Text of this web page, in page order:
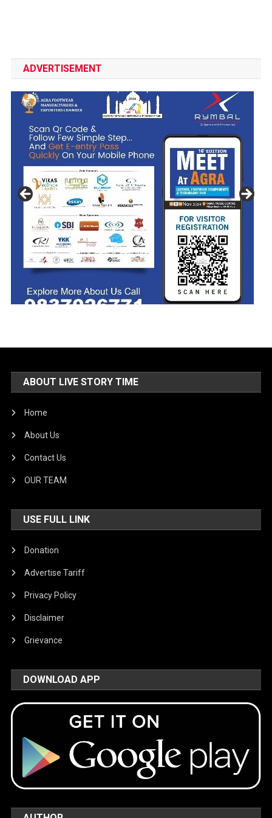
ADVERTISEMENT
ABOUT LIVE STORY TIME
Home
About Us
Contact Us
OUR TEAM
USE FULL LINK
Donation
Advertise Tariff
Privacy Policy
Disclaimer
Grievance
DOWNLOAD APP